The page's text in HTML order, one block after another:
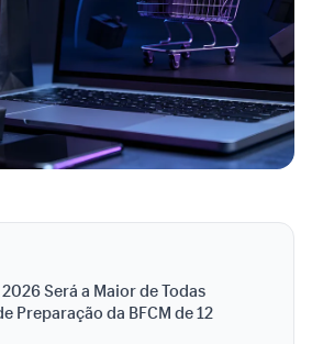
Será a Maior de Todas
Preparação da BFCM de 12